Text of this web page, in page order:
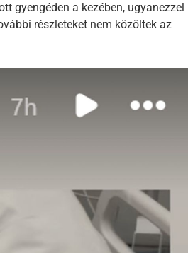
gyengéden a kezében, ugyanezzel
részleteket nem közöltek az